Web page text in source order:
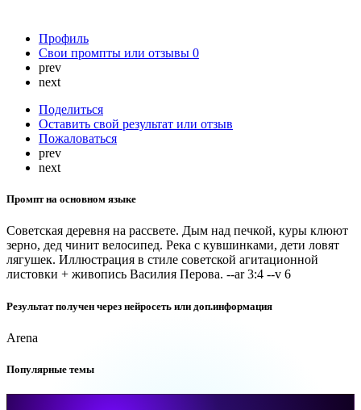
Профиль
Свои промпты или отзывы 0
prev
next
Поделиться
Оставить свой результат или отзыв
Пожаловаться
prev
next
Промпт на основном языке
Советская деревня на рассвете. Дым над печкой, куры клюют
зерно, дед чинит велосипед. Река с кувшинками, дети ловят
лягушек. Иллюстрация в стиле советской агитационной
листовки + живопись Василия Перова. --ar 3:4 --v 6
Результат получен через нейросеть или доп.информация
Arena
Популярные темы